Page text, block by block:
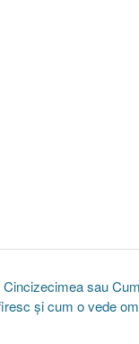
Cincizecimea sau
şi cum o vede